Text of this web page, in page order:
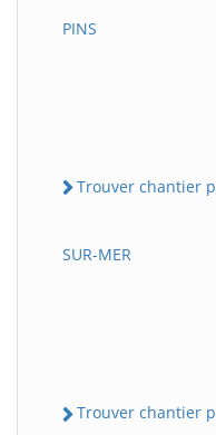
PINS
Trouver chantier
SUR-MER
Trouver chantier